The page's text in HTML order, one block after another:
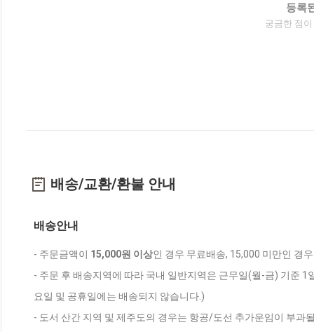
등록
궁금한 점
배송/교환/환불 안내
배송안내
- 주문금액이 15,000원 이상인 경우 무료배송, 15,000 미만인 경
- 주문 후 배송지역에 따라 국내 일반지역은 근무일(월-금) 기준
요일 및 공휴일에는 배송되지 않습니다.)
- 도서 산간 지역 및 제주도의 경우는 항공/도선 추가운임이 부과